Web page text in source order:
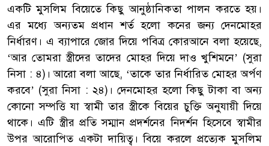
একটি মুসলিম বিয়েতে কিছু আনুষ্ঠানিকতা পালন করতে হয়।
এর মধ্যে অন্যতম প্রধান শর্ত হলো কনের জন্য দেনমোহর
নির্ধারণ। এ ব্যাপারে জোর দিয়ে পবিত্র কোরআনে বলা হয়েছে,
‘আর তোমরা স্ত্রীদের তাদের মোহর দিয়ে দাও খুশিমনে’ (সুরা
নিসা : ৪)। আরো বলা আছে, ‘তাকে তার নির্ধারিত মোহর অর্পণ
করবে’ (সুরা নিসা : ২৪)। দেনমোহর হলো কিছু টাকা বা অন্য
কোনো সম্পত্তি যা স্বামী তার স্ত্রীকে বিয়ের চুক্তি অনুযায়ী দিয়ে
থাকে। এটি স্ত্রীর প্রতি সম্মান প্রদর্শনের নিদর্শন হিসেবে স্বামীর
উপর আরোপিত একটা দায়িত্ব। বিয়ে করলে প্রত্যেক মুসলিম